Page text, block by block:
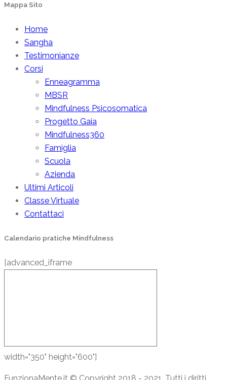
Mappa Sito
Home
Sangha
Testimonianze
Corsi
Enneagramma
MBSR
Mindfulness Psicosomatica
Progetto Gaia
Mindfulness360
Famiglia
Scuola
Azienda
Ultimi Articoli
Classe Virtuale
Contattaci
Calendario pratiche Mindfulness
[advanced_iframe
width="350" height="600"]